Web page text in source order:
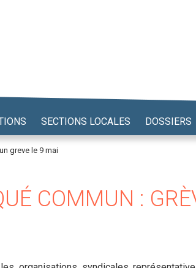
SECTIONS LOCALES DOSSIERS
greve le 9 mai
COMMUN :